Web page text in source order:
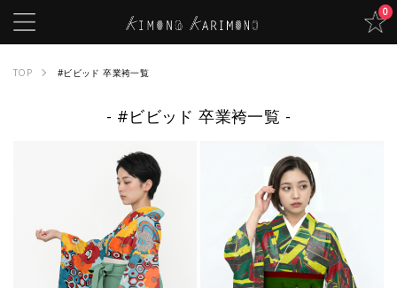
0
TOP #ビビッド 卒業袴一覧
#ビビッド 卒業袴一覧